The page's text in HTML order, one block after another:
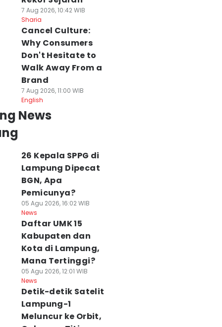
7 Aug 2026, 10:42 WIB
Sharia
Cancel Culture:
Why Consumers
Don't Hesitate to
Walk Away From a
Brand
7 Aug 2026, 11:00 WIB
English
News
26 Kepala SPPG di
Lampung Dipecat
BGN, Apa
Pemicunya?
05 Agu 2026, 16:02 WIB
News
Daftar UMK 15
Kabupaten dan
Kota di Lampung,
Mana Tertinggi?
05 Agu 2026, 12:01 WIB
News
Detik-detik Satelit
Lampung-1
Meluncur ke Orbit,